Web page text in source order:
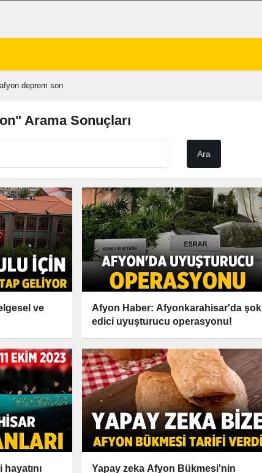
afyon deprem son
Arama Sonuçları
ve
Afyon Haber: Afyonkarahisar'da şok
edici uyuşturucu operasyonu!
Yapay zeka Afyon Bükmesi'nin